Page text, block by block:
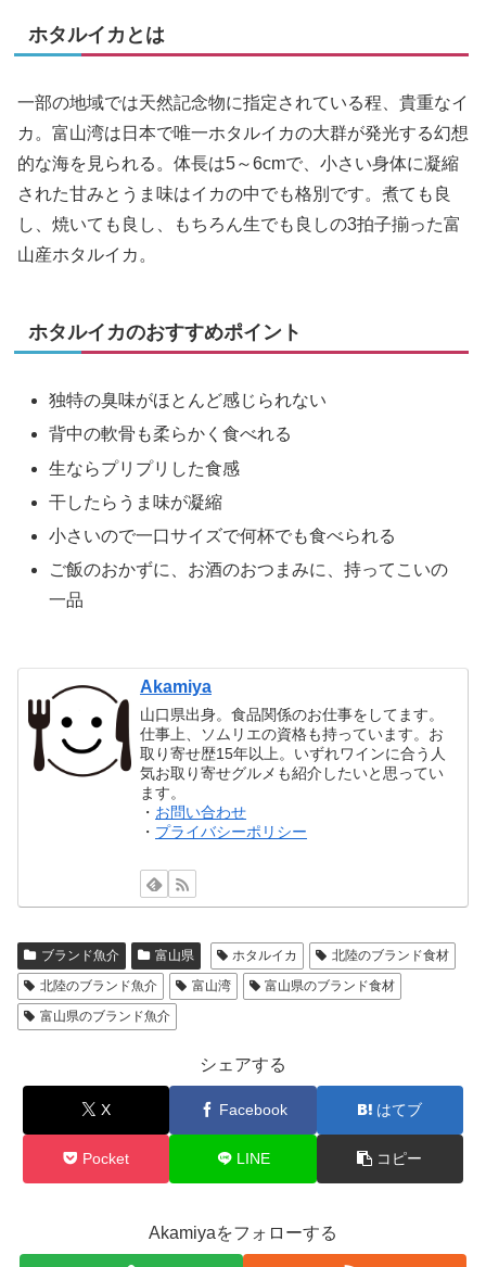
ホタルイカとは
一部の地域では天然記念物に指定されている程、貴重なイ
カ。富山湾は日本で唯一ホタルイカの大群が発光する幻想
的な海を見られる。体長は5～6cmで、小さい身体に凝縮
された甘みとうま味はイカの中でも格別です。煮ても良
し、焼いても良し、もちろん生でも良しの3拍子揃った富
山産ホタルイカ。
ホタルイカのおすすめポイント
独特の臭味がほとんど感じられない
背中の軟骨も柔らかく食べれる
生ならプリプリした食感
干したらうま味が凝縮
小さいので一口サイズで何杯でも食べられる
ご飯のおかずに、お酒のおつまみに、持ってこいの
一品
Akamiya
山口県出身。食品関係のお仕事をしてます。
仕事上、ソムリエの資格も持っています。お
取り寄せ歴15年以上。いずれワインに合う人
気お取り寄せグルメも紹介したいと思ってい
ます。
・ お問い合わせ
・ プライバシーポリシー
ブランド魚介 富山県 ホタルイカ
北陸のブランド食材
北陸のブランド魚介
富山湾
富山県のブランド食材
富山県のブランド魚介
シェアする
X Facebook はてブ
Pocket LINE コピー
Akamiyaをフォローする